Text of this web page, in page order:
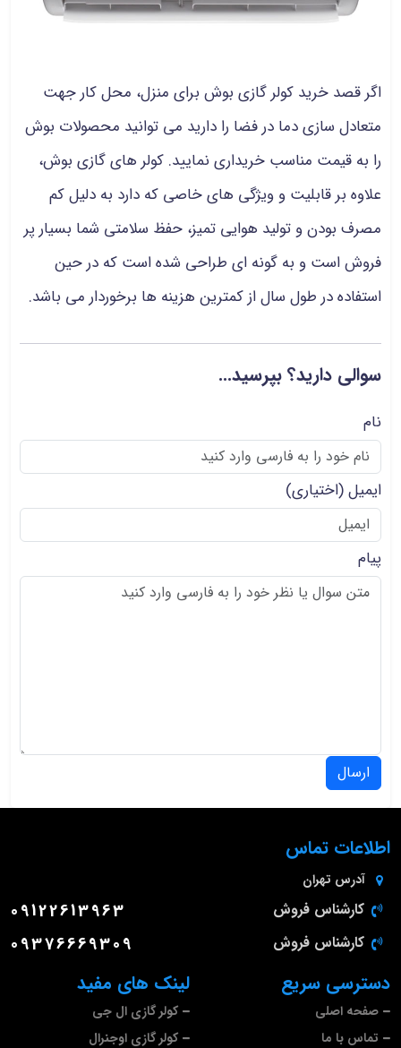
اگر قصد خرید کولر گازی بوش برای منزل، محل کار جهت
متعادل سازی دما در فضا را دارید می توانید محصولات بوش
را به قیمت مناسب خریداری نمایید. کولر های گازی بوش،
علاوه بر قابلیت و ویژگی های خاصی که دارد به دلیل کم
مصرف بودن و تولید هوایی تمیز، حفظ سلامتی شما بسیار پر
فروش است و به گونه ای طراحی شده است که در حین
استفاده در طول سال از کمترین هزینه ها برخوردار می باشد.
سوالی دارید؟ بپرسید...
نام
ایمیل(اختیاری)
پیام
ارسال
لینک های مفید
کولر گازی ال جی
کولر گازی اوجنرال
دسترسی سریع
صفحه اصلی
تماس با ما
اطلاعات تماس
آدرس تهران
کارشناس فروش 09122613963
کارشناس فروش 09376669309